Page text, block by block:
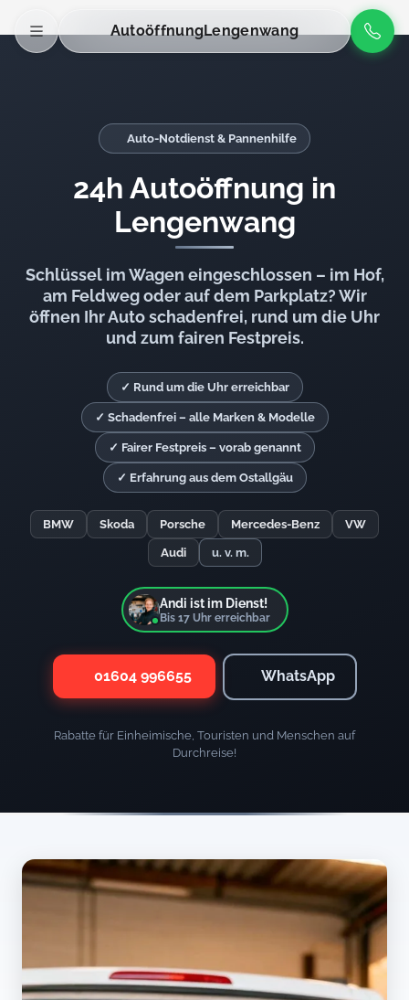
AutoöffnungLengenwang
Auto-Notdienst & Pannenhilfe
24h Autoöffnung in
Lengenwang
Schlüssel im Wagen eingeschlossen – im Hof,
am Feldweg oder auf dem Parkplatz? Wir
öffnen Ihr Auto schadenfrei, rund um die Uhr
und zum fairen Festpreis.
✓ Rund um die Uhr erreichbar
✓ Schadenfrei – alle Marken & Modelle
✓ Fairer Festpreis – vorab genannt
✓ Erfahrung aus dem Ostallgäu
BMW Skoda Porsche Mercedes-Benz VW
Audi u. v. m.
Andi ist im Dienst!
Bis 17Uhr erreichbar
01604 996655 WhatsApp
Rabatte für Einheimische, Touristen und Menschen auf
Durchreise!